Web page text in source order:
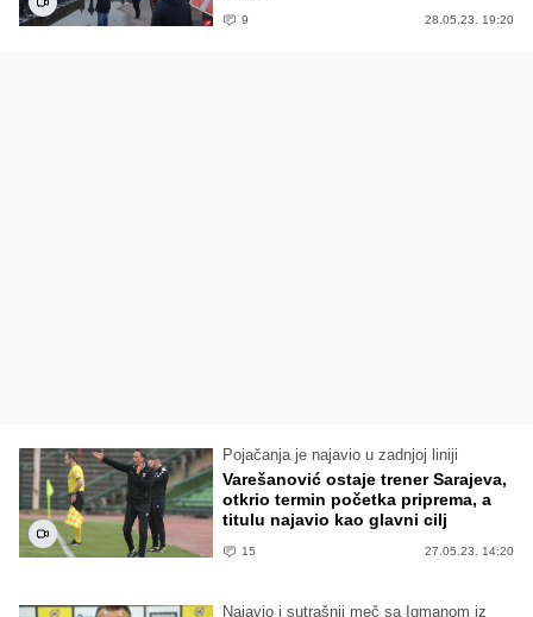
9 28.05.23. 19:20
Pojačanja je najavio u zadnjoj liniji
Varešanović ostaje trener Sarajeva,
otkrio termin početka priprema, a
titulu najavio kao glavni cilj
15 27.05.23. 14:20
Najavio i sutrašnji meč sa Igmanom iz